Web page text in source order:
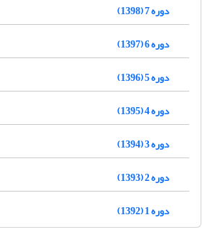
دوره 7 (1398)
دوره 6 (1397)
دوره 5 (1396)
دوره 4 (1395)
دوره 3 (1394)
دوره 2 (1393)
دوره 1 (1392)